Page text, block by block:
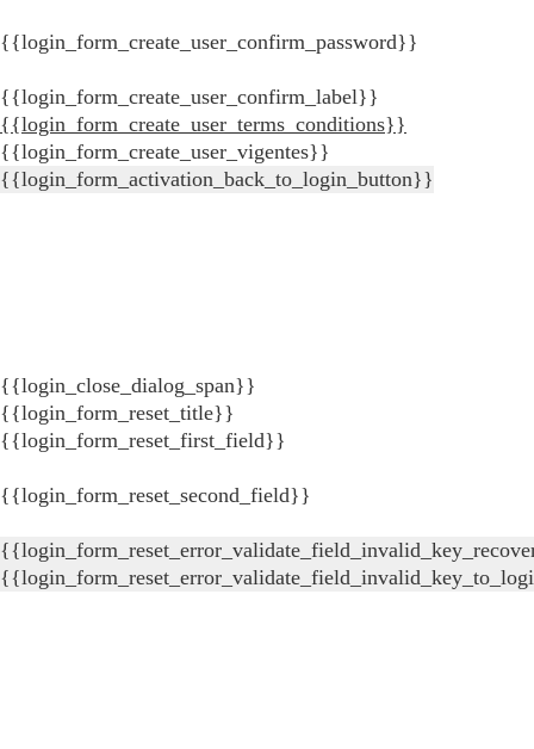
{{login_form_create_user_confirm_password}}
{{login_form_create_user_confirm_label}}
{{login_form_create_user_terms_conditions}}
{{login_form_create_user_vigentes}}
{{login_form_activation_back_to_login_button}}
{{login_close_dialog_span}}
{{login_form_reset_title}}
{{login_form_reset_first_field}}
{{login_form_reset_second_field}}